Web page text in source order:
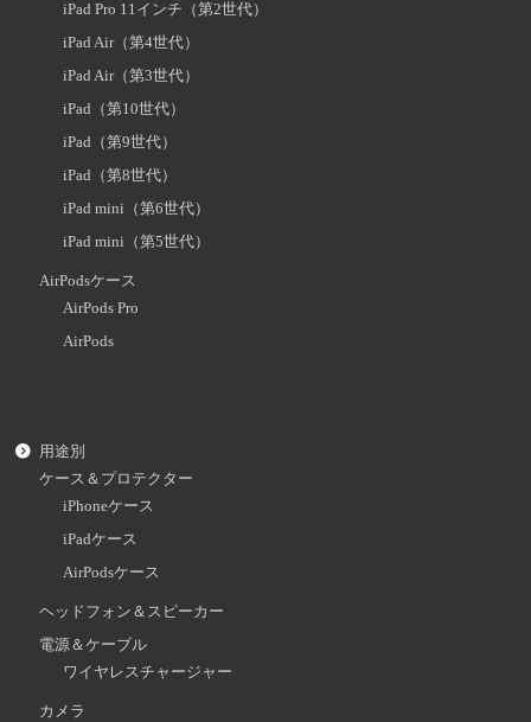
iPad Pro 11インチ（第2世代）
iPad Air（第4世代）
iPad Air（第3世代）
iPad（第10世代）
iPad（第9世代）
iPad（第8世代）
iPad mini（第6世代）
iPad mini（第5世代）
AirPodsケース
AirPods Pro
AirPods
用途別
ケース＆プロテクター
iPhoneケース
iPadケース
AirPodsケース
ヘッドフォン＆スピーカー
電源＆ケーブル
ワイヤレスチャージャー
カメラ